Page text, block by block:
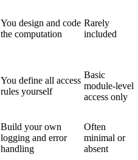
You design and code
the computation
Rarely
included
You define all access
rules yourself
Basic
module-level
access only
Build your own
logging and error
handling
Often
minimal or
absent